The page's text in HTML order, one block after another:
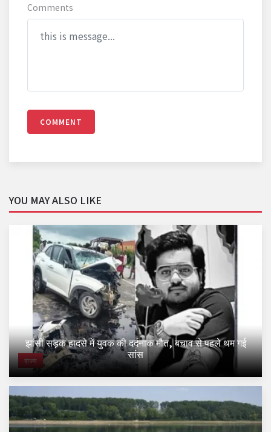
Comments
COMMENT
YOU MAY ALSO LIKE
राज्य
झांसी सड़क हादसे में युवक की दर्दनाक मौत, बचाव से पहले थम गई
सांस